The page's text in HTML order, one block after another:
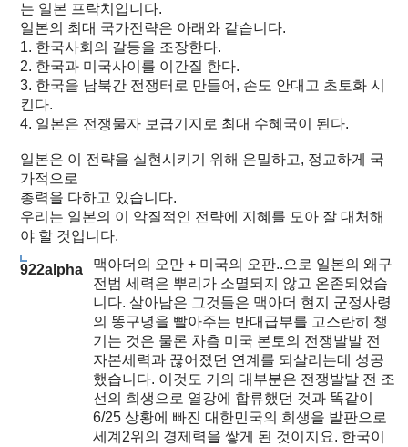
는 일본 프락치입니다.
일본의 최대 국가전략은 아래와 같습니다.
1. 한국사회의 갈등을 조장한다.
2. 한국과 미국사이를 이간질 한다.
3. 한국을 남북간 전쟁터로 만들어, 손도 안대고 초토화 시
킨다.
4. 일본은 전쟁물자 보급기지로 최대 수혜국이 된다.
일본은 이 전략을 실현시키기 위해 은밀하고, 정교하게 국
가적으로
총력을 다하고 있습니다.
우리는 일본의 이 악질적인 전략에 지혜를 모아 잘 대처해
야 할 것입니다.
922alpha
맥아더의 오만 + 미국의 오판..으로 일본의 왜구
전범 세력은 뿌리가 소멸되지 않고 온존되었습
니다. 살아남은 그것들은 맥아더 현지 군정사령
의 똥구녕을 빨아주는 반대급부를 고스란히 챙
기는 것은 물론 차츰 미국 본토의 전쟁발발 전
자본세력과 끊어졌던 연계를 되살리는데 성공
했습니다. 이것도 거의 대부분은 전쟁발발 전 조
선의 희생으로 열강에 합류했던 것과 똑같이
6/25 상황에 빠진 대한민국의 희생을 발판으로
세계2위의 경제력을 쌓게 된 것이지요. 한국이